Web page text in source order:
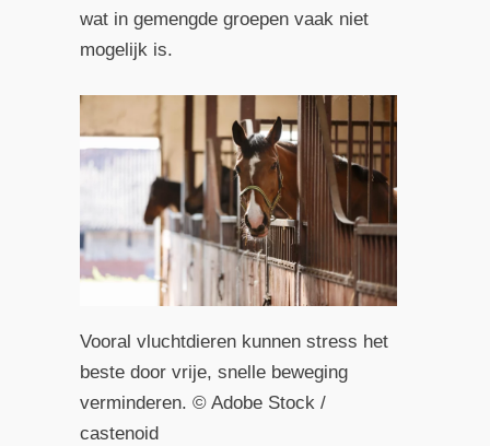
wat in gemengde groepen vaak niet
mogelijk is.
Vooral vluchtdieren kunnen stress het
beste door vrije, snelle beweging
verminderen. © Adobe Stock /
castenoid